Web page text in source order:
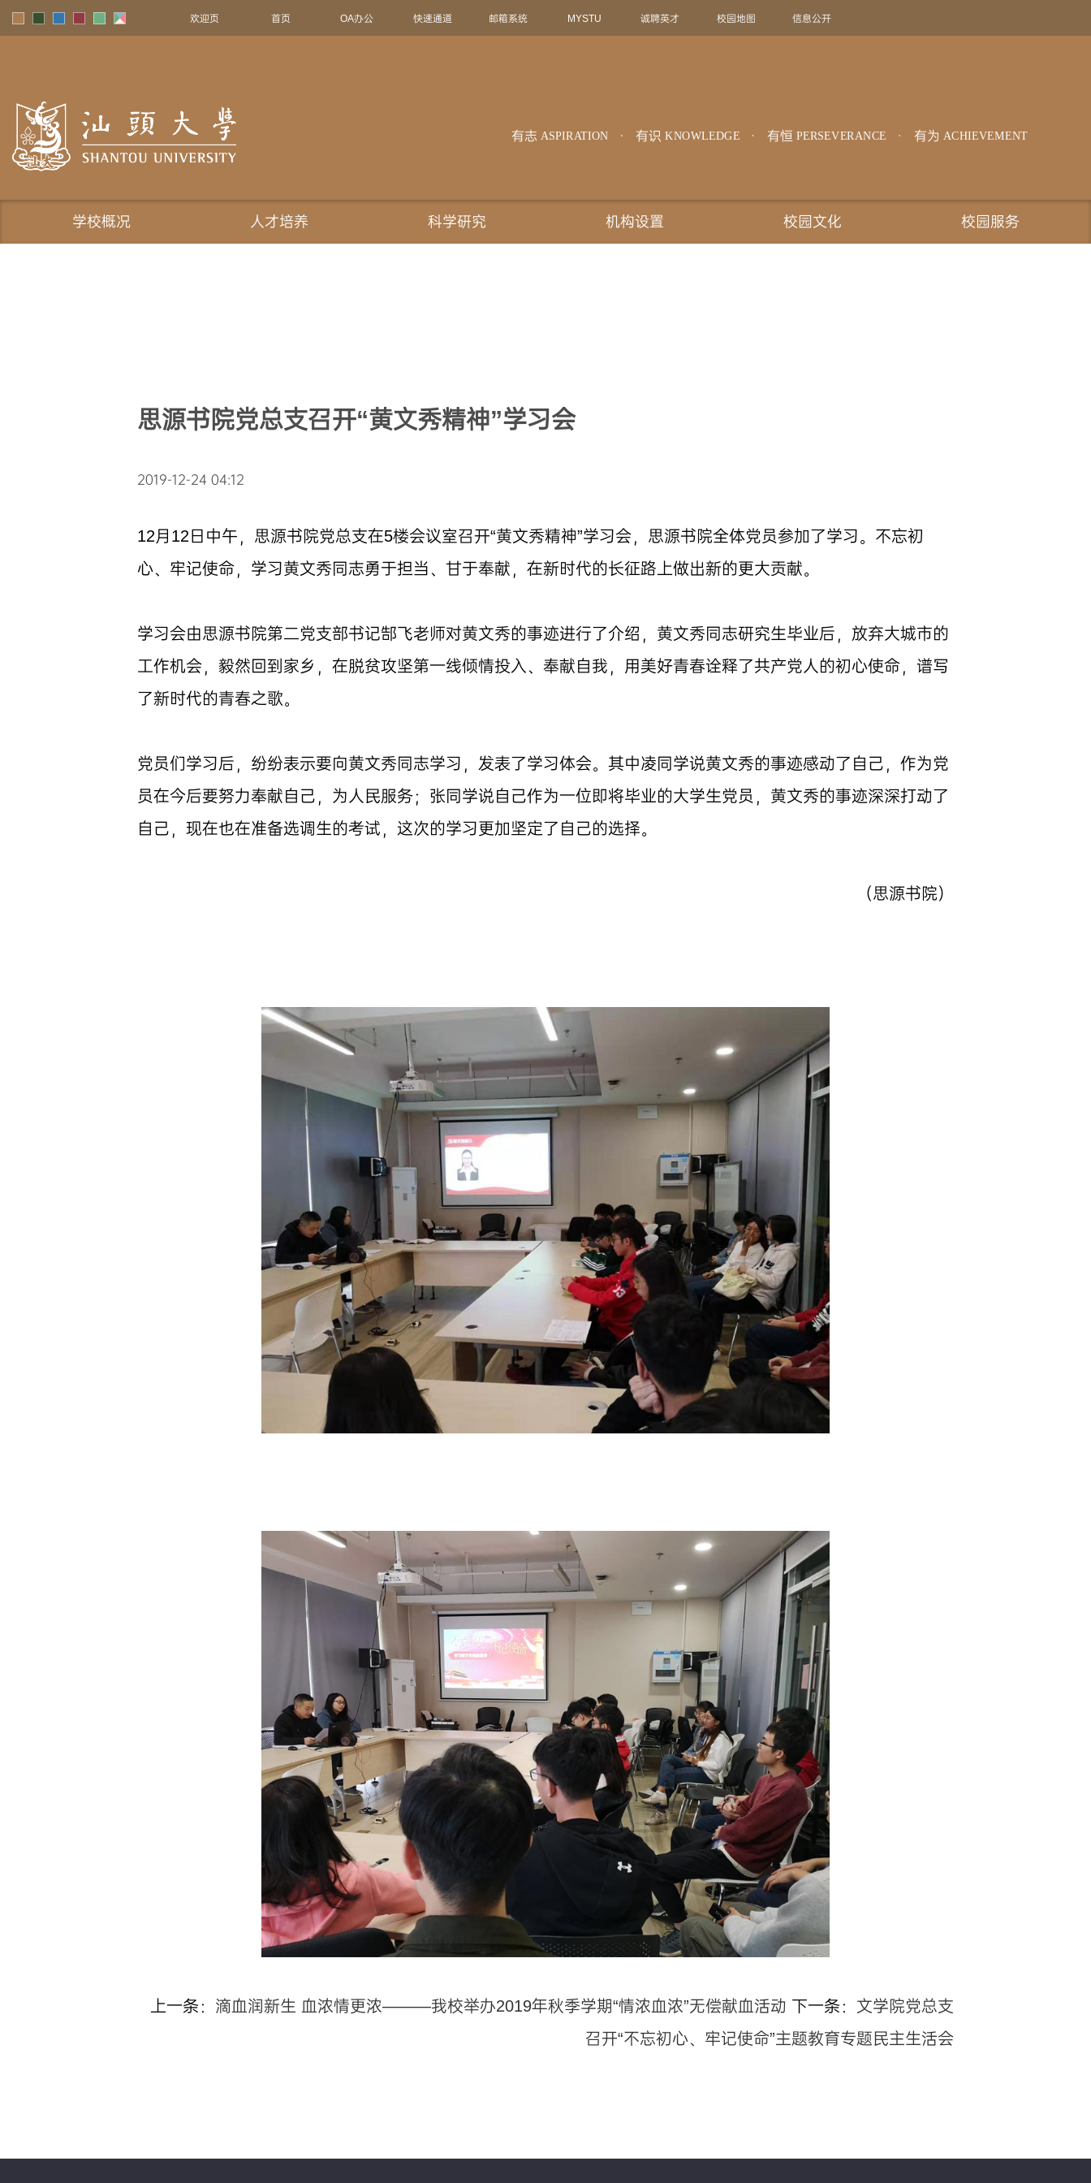
欢迎页 首页 OA办公 快速通道 邮箱系统 MYSTU 诚聘英才 校园地图 信息公开
有志 ASPIRATION 有识 KNOWLEDGE 有恒 PERSEVERANCE 有为 ACHIEVEMENT
学校概况 人才培养 科学研究 机构设置 校园文化 校园服务
思源书院党总支召开“黄文秀精神”学习会
2019-12-24 04:12
12月12日中午，思源书院党总支在5楼会议室召开“黄文秀精神”学习会，思源书院全体党员参加了学习。不忘初
心、牢记使命，学习黄文秀同志勇于担当、甘于奉献，在新时代的长征路上做出新的更大贡献。
学习会由思源书院第二党支部书记郜飞老师对黄文秀的事迹进行了介绍，黄文秀同志研究生毕业后，放弃大城市的
工作机会，毅然回到家乡，在脱贫攻坚第一线倾情投入、奉献自我，用美好青春诠释了共产党人的初心使命，谱写
了新时代的青春之歌。
党员们学习后，纷纷表示要向黄文秀同志学习，发表了学习体会。其中凌同学说黄文秀的事迹感动了自己，作为党
员在今后要努力奉献自己，为人民服务；张同学说自己作为一位即将毕业的大学生党员，黄文秀的事迹深深打动了
自己，现在也在准备选调生的考试，这次的学习更加坚定了自己的选择。
（思源书院）
上一条： 滴血润新生 血浓情更浓———我校举办2019年秋季学期“情浓血浓”无偿献血活动 下一条： 文学院党总支
召开“不忘初心、牢记使命”主题教育专题民主生活会